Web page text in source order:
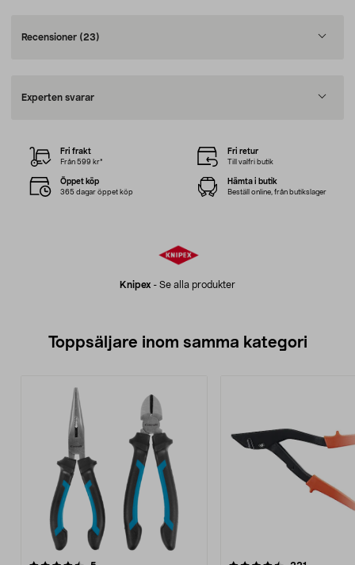
Recensioner (23)
Experten svarar
Knipex - Se alla produkter
Fri frakt
Från 599 kr*
Fri retur
Till valfri butik
Öppet köp
365 dagar öppet köp
Hämta i butik
Beställ online, från butikslager
Toppsäljare inom samma kategori